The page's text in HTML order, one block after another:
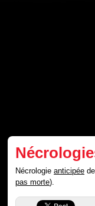
Nécrologieanticipée
pas morte).